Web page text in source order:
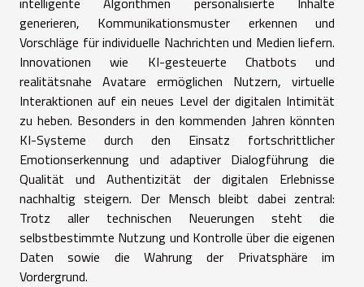
generieren, Kommunikationsmuster erkennen und
Vorschläge für individuelle Nachrichten und Medien liefern.
Innovationen wie KI-gesteuerte Chatbots und
realitätsnahe Avatare ermöglichen Nutzern, virtuelle
Interaktionen auf ein neues Level der digitalen Intimität
zu heben. Besonders in den kommenden Jahren könnten
KI-Systeme durch den Einsatz fortschrittlicher
Emotionserkennung und adaptiver Dialogführung die
Qualität und Authentizität der digitalen Erlebnisse
nachhaltig steigern. Der Mensch bleibt dabei zentral:
Trotz aller technischen Neuerungen steht die
selbstbestimmte Nutzung und Kontrolle über die eigenen
Daten sowie die Wahrung der Privatsphäre im
Vordergrund.